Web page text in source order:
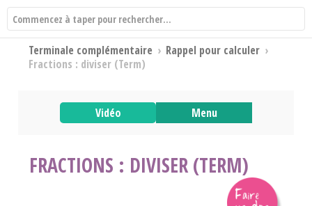
Terminale complémentaire › Rappel pour calculer ›
Fractions : diviser (Term)
Vidéo Menu
FRACTIONS : DIVISER (TERM)